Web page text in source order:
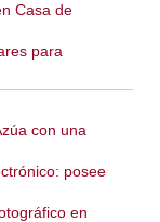
Casa de
para
con una
posee
en